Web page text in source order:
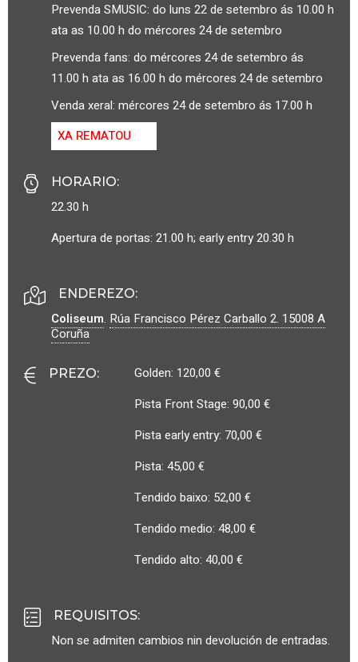
Prevenda SMUSIC: do luns 22 de setembro ás 10.00 h
ata as 10.00 h do mércores 24 de setembro
Prevenda fans: do mércores 24 de setembro ás
11.00 h ata as 16.00 h do mércores 24 de setembro
Venda xeral: mércores 24 de setembro ás 17.00 h
XA REMATOU
HORARIO:
22.30 h
Apertura de portas: 21.00 h; early entry 20.30 h
ENDEREZO:
Coliseum. Rúa Francisco Pérez Carballo 2. 15008 A
Coruña
PREZO:
Golden: 120,00 €
Pista Front Stage: 90,00 €
Pista early entry: 70,00 €
Pista: 45,00 €
Tendido baixo: 52,00 €
Tendido medio: 48,00 €
Tendido alto: 40,00 €
REQUISITOS:
Non se admiten cambios nin devolución de entradas.